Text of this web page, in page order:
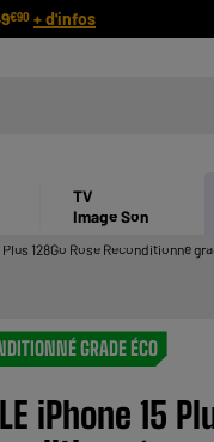
€90 + d'infos
TV
Image Son
Plus 128Go Rose Reconditionné
GRADE ÉCO
iPhone 15